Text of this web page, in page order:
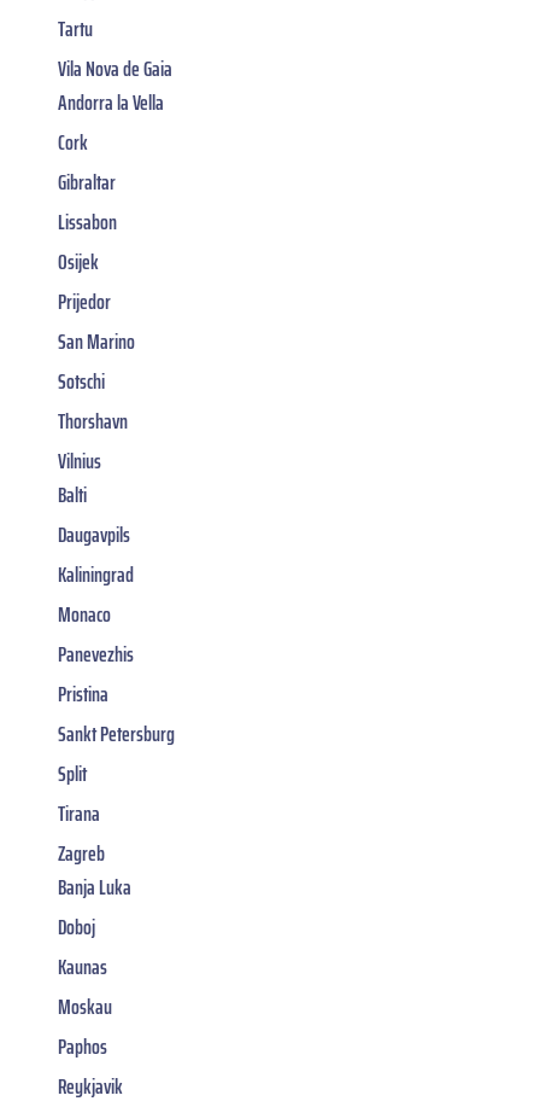
Tartu
Vila Nova de Gaia
Andorra la Vella
Cork
Gibraltar
Lissabon
Osijek
Prijedor
San Marino
Sotschi
Thorshavn
Vilnius
Balti
Daugavpils
Kaliningrad
Monaco
Panevezhis
Pristina
Sankt Petersburg
Split
Tirana
Zagreb
Banja Luka
Doboj
Kaunas
Moskau
Paphos
Reykjavik